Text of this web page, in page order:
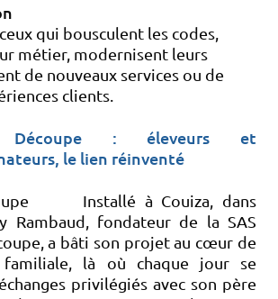
qui bousculent les codes,
métier, modernisent leurs
de nouveaux services ou de
clients.
Découpe : éleveurs et
le lien réinventé
Installé à Couiza, dans
Rambaud, fondateur de la SAS
a bâti son projet au cœur de
familiale, là où chaque jour se
privilégiés avec son père